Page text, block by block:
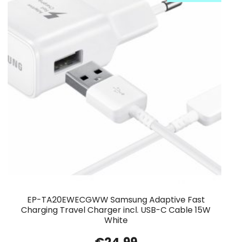
EP-TA20EWECGWW Samsung Adaptive Fast
Charging Travel Charger incl. USB-C Cable 15W
White